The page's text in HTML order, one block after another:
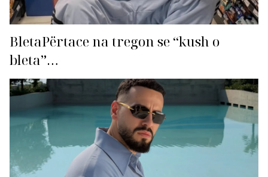
BletaPërtace na tregon se “kush o
bleta”…